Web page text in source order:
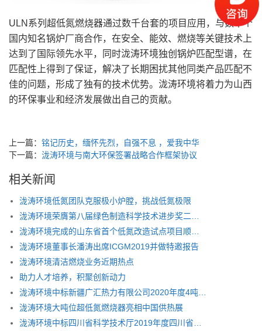
ULN系列超低氮燃烧器通过数千台套的项目应用，与数十个
国内知名锅炉厂商合作，在安全、能效、燃烧等关键技术上
达到了国际领先水平，同时泷涛环境独创锅炉匹配型谱，在
匹配性上得到了保证，解决了长期困扰其他同类产品匹配不
佳的问题，形成了独有的技术优势。泷涛环境将着力为山西
的环保事业和经济发展做出自己的贡献。
上一篇： 铭记历史，缅怀先烈，自强不息 ，爱我中华
下一篇： 泷涛环境与南大环保签署战略合作框架协议
相关新闻
泷涛环境低氮团队克服极小炉膛，挑战低氮极限
泷涛环境董事长潘涛出席ICGM2019并做特邀报告
泷涛环境清洁燃烧业务近期热点
助力人才培养，积聚创新动力
泷涛环境大吨位超低氮燃烧器亮相中国供热展